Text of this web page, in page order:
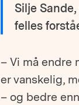
Silje
felles
– Vi må endre
er vanskelig,
– og bedre